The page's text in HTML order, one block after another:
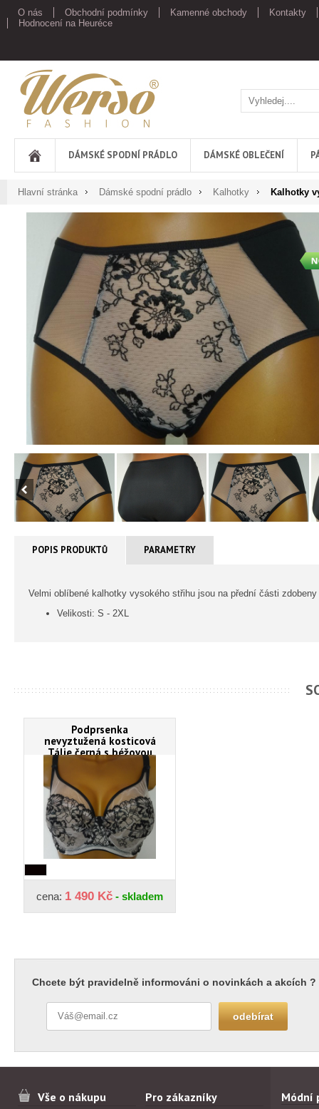
O nás Obchodní podmínky Kamenné obchody
Kontakty
Hodnocení na Heuréce
Werso
DÁMSKÉ SPODNÍ PRÁDLO DÁMSKÉ OBLEČENÍ
Hlavní stránka Dámské spodní prádlo Kalhotky Kalhotky
POPIS PRODUKTŮ PARAMETRY
Velmi oblíbené kalhotky vysokého střihu jsou na přední části
Velikosti: S - 2XL
Podprsenka
nevyztužená kosticová
Tálie černá s béžovou
cena: 1 490 Kč - skladem
Chcete být pravidelně informováni o novinkách a akcích ?
Vše o nákupu Pro zákazníky Módní